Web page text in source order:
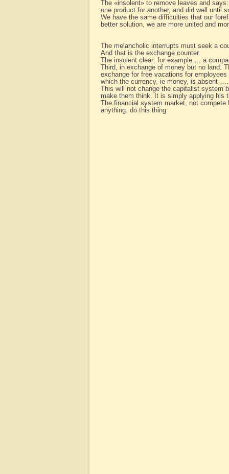
The «insolent» to remove leaves and
one product for another, and did well until
We have the same difficulties that our
better solution, we are more united and
The melancholic interrupts must seek a
And that is the exchange counter.
The insolent clear: for example … a
Third, in exchange of money but no land.
exchange for free vacations for
which the currency, ie money, is absent ….
This will not change the capitalist system
make them think. It is simply applying his
The financial system market, not
anything. do this thing